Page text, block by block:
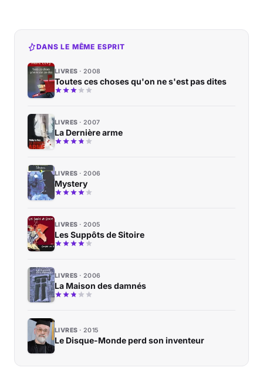
DANS LE MÊME ESPRIT
LIVRES 2008
Toutes ces choses qu'on ne s'est pas dites
LIVRES 2007
La Dernière arme
LIVRES 2006
Mystery
LIVRES 2005
Les Suppôts de Sitoire
LIVRES 2006
La Maison des damnés
LIVRES 2015
Le Disque-Monde perd son inventeur